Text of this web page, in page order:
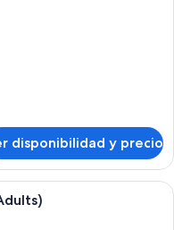
disponibilidad y precio
de cama de alta calidad,